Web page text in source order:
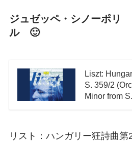
ジュゼッペ・シノーポリ
ル 🙂
Liszt:
S. 359/2
Minor from
リスト：ハンガリー狂詩曲